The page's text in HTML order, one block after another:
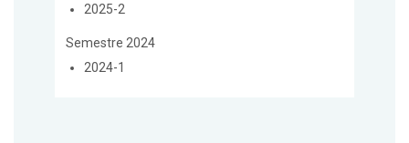
2025-2
Semestre 2024
2024-1